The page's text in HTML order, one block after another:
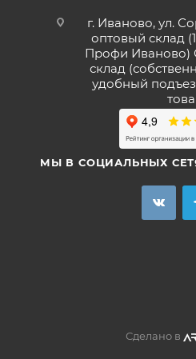
г. Иваново, ул.
оптовый склад
Профи Иваново)
склад
удобный
МЫ В СОЦИАЛЬНЫХ
Сделано в